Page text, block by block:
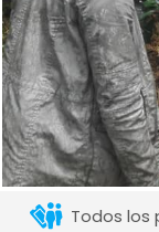
Todos los